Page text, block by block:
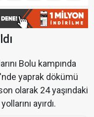
Bolu kampında
yaprak dökümü
olarak 24 yaşındaki
ayırdı.